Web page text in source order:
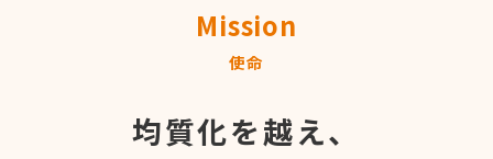
Mission
使命
均質化を越え、